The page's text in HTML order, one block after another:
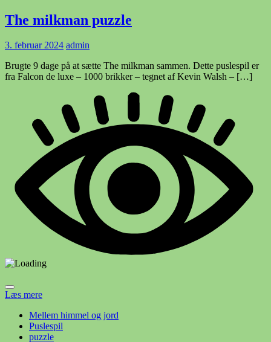
The milkman puzzle
3. februar 2024 admin
Brugte 9 dage på at sætte The milkman sammen. Dette puslespil er
fra Falcon de luxe – 1000 brikker – tegnet af Kevin Walsh – […]
Læs mere
Mellem himmel og jord
Puslespil
puzzle